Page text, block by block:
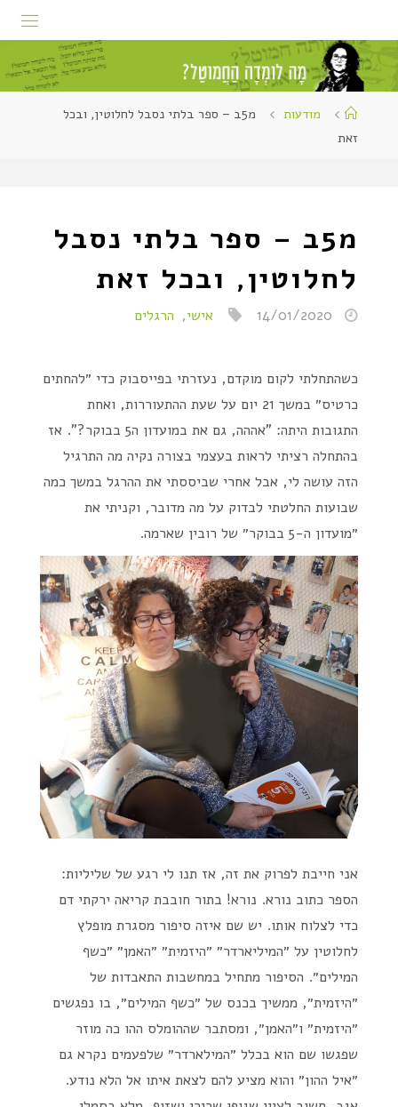
מודעות
מ5ב – ספר בלתי נסבל לחלוטין, ובכל
זאת
מ5ב – ספר בלתי נסבל
לחלוטין, ובכל זאת
14/01/2020 אישי, הרגלים
כשהתחלתי לקום מוקדם, נעזרתי בפייסבוק כדי ״להחתים
כרטיס״ במשך 21 יום על שעת ההתעוררות, ואחת
התגובות היתה: "אההה, גם את במועדון ה5 בבוקר?". אז
בהתחלה רציתי לראות בעצמי בצורה נקיה מה התרגיל
הזה עושה לי, אבל אחרי שביססתי את ההרגל במשך כמה
שבועות החלטתי לבדוק על מה מדובר, וקניתי את
״מועדון ה-5 בבוקר״ של רובין שארמה.
אני חייבת לפרוק את זה, אז תנו לי רגע של שליליות:
הספר כתוב נורא. נורא! בתור חובבת קריאה ירקתי דם
כדי לצלוח אותו. יש שם איזה סיפור מסגרת מופלץ
לחלוטין על ״המיליארדר״ ״היזמית״ ״האמן״ ״כשף
המילים״. הסיפור מתחיל במחשבות התאבדות של
״היזמית״, ממשיך בכנס של ״כשף המילים״, בו נפגשים
״היזמית״ ו״האמן״, ומסתבר שההומלס ההו כה מוזר
שפגשו שם הוא בכלל ״המילארדר״ שלפעמים נקרא גם
״איל ההון״ והוא מציע להם לצאת איתו אל הלא נודע.